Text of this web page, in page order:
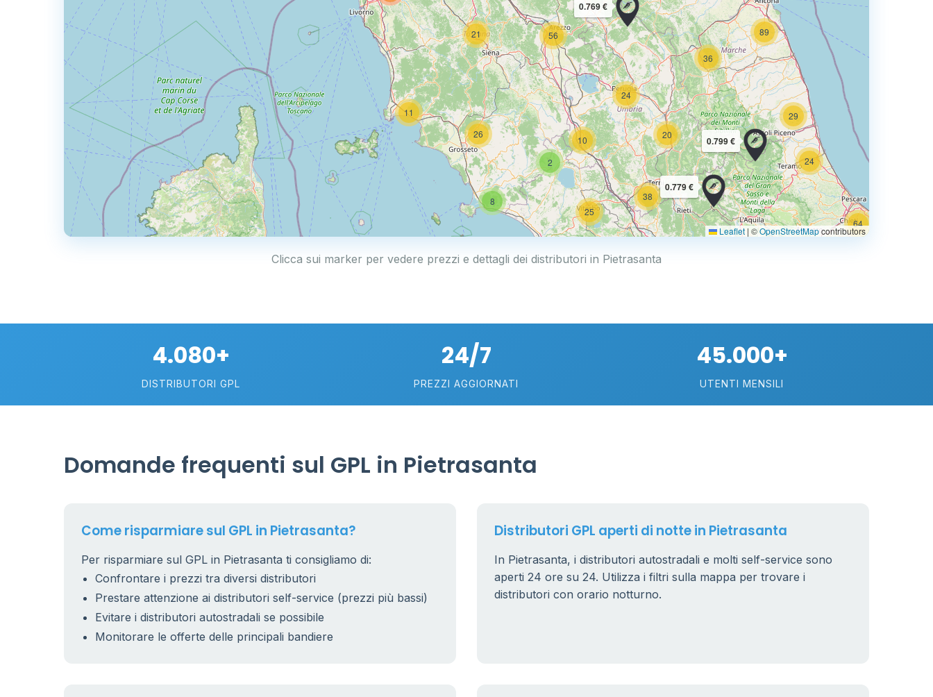
5
2
11
6
24
20
14
64
40
36
29
89
2
25
17
38
8
11
10
26
21
24
56
0.899 €
0.779 €
0.799 €
0.769 €
Leaflet | ©OpenStreetMapcontributors
Clicca sui marker per vedere prezzi e dettagli dei distributori in Pietrasanta
4.080+
DISTRIBUTORI GPL
24/7
PREZZI AGGIORNATI
45.000+
UTENTI MENSILI
Domande frequenti sul GPL in Pietrasanta
Come risparmiare sul GPL in Pietrasanta?
Per risparmiare sul GPL in Pietrasanta ti consigliamo di:
Confrontare i prezzi tra diversi distributori
Prestare attenzione ai distributori self-service (prezzi più bassi)
Evitare i distributori autostradali se possibile
Monitorare le offerte delle principali bandiere
Distributori GPL aperti di notte in Pietrasanta
In Pietrasanta, i distributori autostradali e molti self-service sono
aperti 24 ore su 24. Utilizza i filtri sulla mappa per trovare i
distributori con orario notturno.